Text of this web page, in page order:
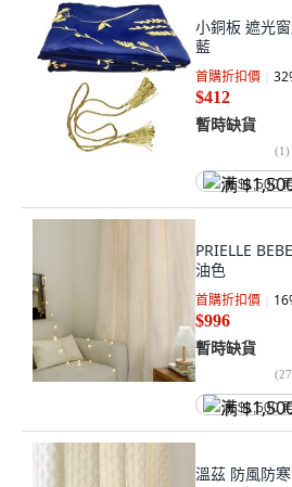
小銅板 遮光
藍
首購折扣價 32
$412
暫時缺貨
(1)
满 $1,500
PRIELLE
油色
首購折扣價 16
$996
暫時缺貨
(
满 $1,500
溫茲 防風防